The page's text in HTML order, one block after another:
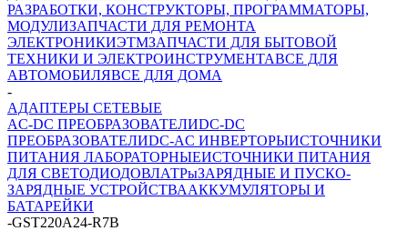
РАЗРАБОТКИ, КОНСТРУКТОРЫ, ПРОГРАММАТОРЫ,
МОДУЛИЗАПЧАСТИ ДЛЯ РЕМОНТА
ЭЛЕКТРОНИКИЭТМЗАПЧАСТИ ДЛЯ БЫТОВОЙ
ТЕХНИКИ И ЭЛЕКТРОИНСТРУМЕНТАВСЕ ДЛЯ
АВТОМОБИЛЯВСЕ ДЛЯ ДОМА
-
АДАПТЕРЫ СЕТЕВЫЕ
AC-DC ПРЕОБРАЗОВАТЕЛИDC-DC
ПРЕОБРАЗОВАТЕЛИDC-AC ИНВЕРТОРЫИСТОЧНИКИ
ПИТАНИЯ ЛАБОРАТОРНЫЕИСТОЧНИКИ ПИТАНИЯ
ДЛЯ СВЕТОДИОДОВЛАТРыЗАРЯДНЫЕ И ПУСКО-
ЗАРЯДНЫЕ УСТРОЙСТВААККУМУЛЯТОРЫ И
БАТАРЕЙКИ
-GST220A24-R7B